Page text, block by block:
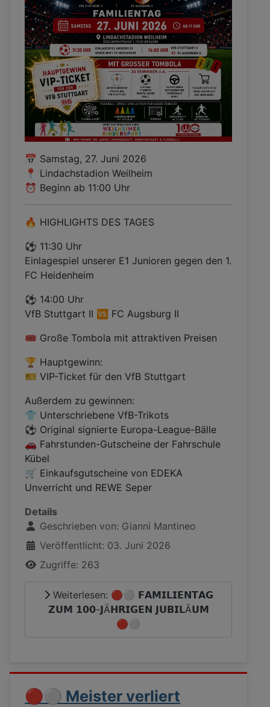
📅 Samstag, 27. Juni 2026
📍 Lindachstadion Weilheim
⏰ Beginn ab 11:00 Uhr
🔥 HIGHLIGHTS DES TAGES
⚽ 11:30 Uhr
Einlagespiel unserer E1 Junioren gegen den 1.
FC Heidenheim
⚽ 14:00 Uhr
VfB Stuttgart II 🆚 FC Augsburg II
🎟️ Große Tombola mit attraktiven Preisen
🏆 Hauptgewinn:
🎫 VIP-Ticket für den VfB Stuttgart
Außerdem zu gewinnen:
👕 Unterschriebene VfB-Trikots
⚽ Original signierte Europa-League-Bälle
🚗 Fahrstunden-Gutscheine der Fahrschule
Kübel
🛒 Einkaufsgutscheine von EDEKA
Unverricht und REWE Seper
Details
Geschrieben von: Gianni Mantineo
Veröffentlicht: 03. Juni 2026
Zugriffe: 263
Weiterlesen: 🔴⚪ 𝗙𝗔𝗠𝗜𝗟𝗜𝗘𝗡𝗧𝗔𝗚
𝗭𝗨𝗠 𝟭𝟬𝟬-𝗝Ä𝗛𝗥𝗜𝗚𝗘𝗡 𝗝𝗨𝗕𝗜𝗟Ä𝗨𝗠
🔴⚪
🔴⚪ Meister verliert